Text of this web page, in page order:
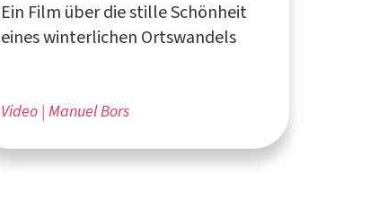
Ein Film über die stille Schönheit
eines winterlichen Ortswandels
Video Manuel Bors